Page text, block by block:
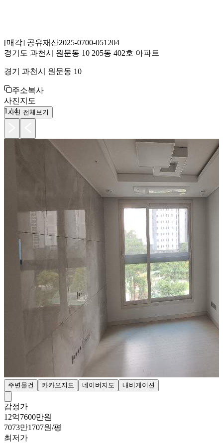
[매각] 공유재산2025-0700-051204
경기도 과천시 원문동 10 205동 402호 아파트
경기 과천시 원문동 10
주소복사
사진지도
1 /4
사진 전체보기
주변물건 카카오지도 네이버지도 내비게이션
감정가
12억7600만원
7073만1707원/평
최저가